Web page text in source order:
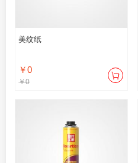
美纹纸
￥0
￥0